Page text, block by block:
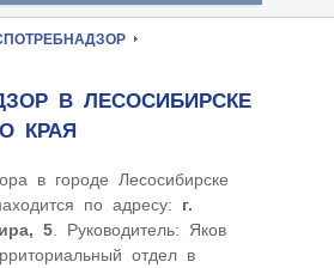
В ЛЕСОСИБИРСКЕ
КРАЯ
в городе Лесосибирске
по адресу: г.
5 . Руководитель: Яков
отдел в